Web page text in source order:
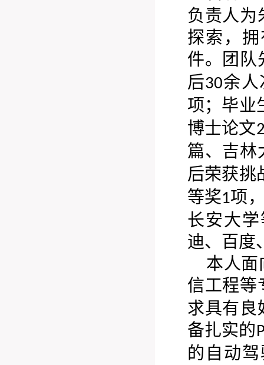
负责人为
探索，
件。团队
后30余人
项；毕业
博士论文
篇、吉林
后荣获挑
等奖1项
长安大
迪、百度
本人面
信工程等
求具有良
备扎实的
的自动